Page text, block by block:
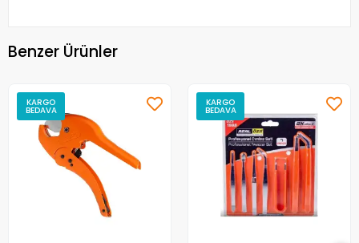
Benzer Ürünler
KARGO
BEDAVA
KARGO
BEDAVA